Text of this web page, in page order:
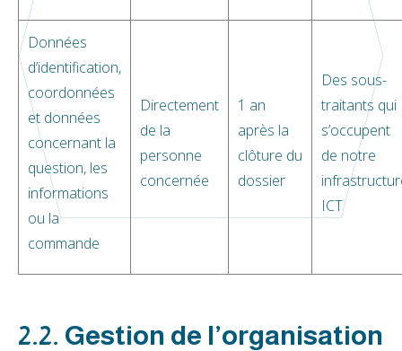
Données
d’identification,
coordonnées
et données
concernant la
question, les
informations
ou la
commande
Directement
de la
personne
concernée
1 an
après la
clôture du
dossier
Des sous-
traitants qui
s’occupent
de notre
ICT
2.2. Gestion de l’organisation